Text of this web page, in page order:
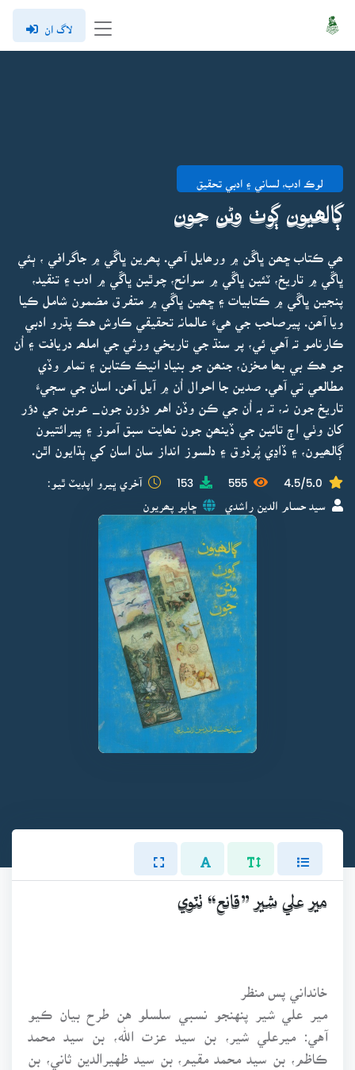
لاگ ان
لوڪ ادب، لساني ۽ ادبي تحقيق
ڳالھيون ڳوٺ وڻن جون
ھي ڪتاب ڇھن ڀاڱن ۾ ورھايل آھي. پھرين ڀاڱي ۾ جاگرافي ، ٻئي
ڀاڱي ۾ تاريخ، ٽئين ڀاڱي ۾ سوانح، چوٿين ڀاڱي ۾ ادب ۽ تنقيد،
پنجين ڀاڱي ۾ ڪتابيات ۽ ڇھين ڀاڱي ۾ متفرق مضمون شامل ڪيا
ويا آھن. پيرصاحب جي هيءَ عالمانہ تحقيقي ڪاوش هڪ پڌرو ادبي
ڪارنامو تہ آهي ئي، پر سنڌ جي تاريخي ورثي جي املھہ دريافت ۽ اُن
جو هڪ بي بھا مخزن، جنھن جو بنياد انيڪ ڪتابن ۽ تمام وڏي
مطالعي تي آهي. صدين جا احوال اُن ۾ آيل آهن. اسان جي سڄيءَ
تاريخ جون نہ، تہ بہ اُن جي ڪن وڏن اهم دؤرن جون_ عربن جي دؤر
کان وٺي اڄ تائين جي ڏينھنِ جون نھايت سبق آموز ۽ پيرائتيون
ڳالھيون، ۽ ڏاڍي پُرذوق ۽ دلسوز انداز سان اسان کي ٻڌايون اٿن.
4.5/5.0
555
153 آخري ڀيرو اپڊيٽ ٿيو:
سيد حسام الدين راشدي ڇاپو پھريون
مير علي شير ”قانع“ ٺٽوي
خانداني پس منظر
مير علي شير پنهنجو نسبي سلسلو هن طرح بيان ڪيو
آهي: ميرعلي شير، بن سيد عزت الله، بن سيد محمد
ڪاظم، بن سيد محمد مقيم، بن سيد ظهيرالدين ثاني، بن